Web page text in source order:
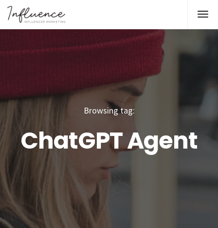
Browsing tag:
ChatGPT Agent